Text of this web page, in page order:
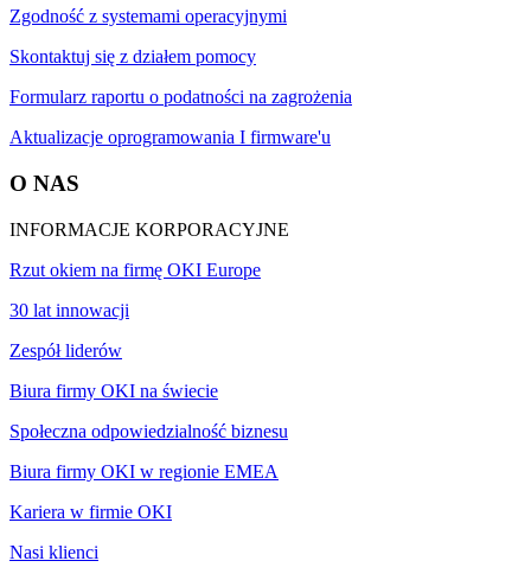
Zgodność z systemami operacyjnymi
Skontaktuj się z działem pomocy
Formularz raportu o podatności na zagrożenia
Aktualizacje oprogramowania I firmware'u
O NAS
INFORMACJE KORPORACYJNE
Rzut okiem na firmę OKI Europe
30 lat innowacji
Zespół liderów
Biura firmy OKI na świecie
Społeczna odpowiedzialność biznesu
Biura firmy OKI w regionie EMEA
Kariera w firmie OKI
Nasi klienci